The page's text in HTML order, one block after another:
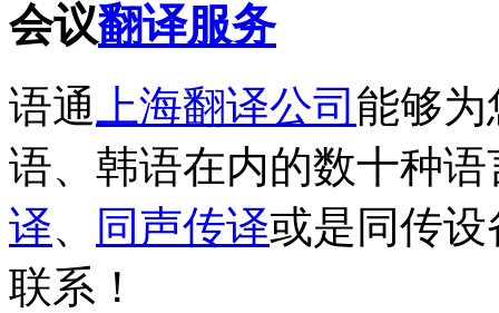
会议翻译服务
语通 上海翻译公司 能够
语、韩语在内的数十种语
译、 同声传译或是同传
联系！